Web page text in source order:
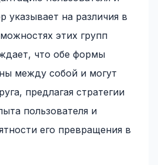
указывает на различия в
этих групп
что обе формы
между собой и могут
предлагая стратегии
пользователя и
его превращения в